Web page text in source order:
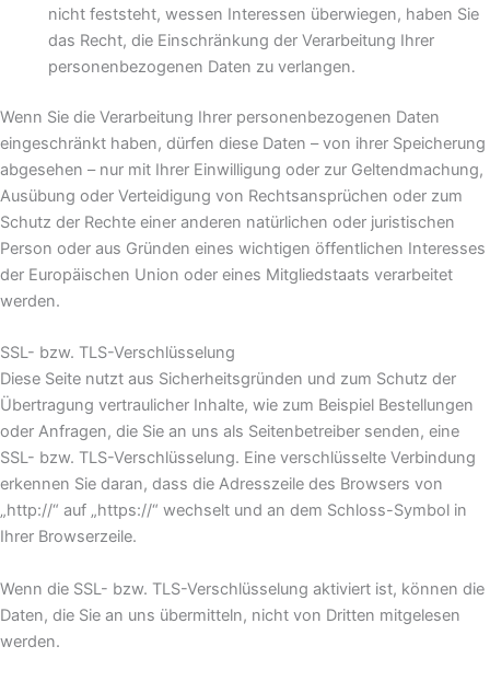
nicht feststeht, wessen Interessen überwiegen, haben Sie
das Recht, die Einschränkung der Verarbeitung Ihrer
personenbezogenen Daten zu verlangen.
Wenn Sie die Verarbeitung Ihrer personenbezogenen Daten
eingeschränkt haben, dürfen diese Daten – von ihrer Speicherung
abgesehen – nur mit Ihrer Einwilligung oder zur Geltendmachung,
Ausübung oder Verteidigung von Rechtsansprüchen oder zum
Schutz der Rechte einer anderen natürlichen oder juristischen
Person oder aus Gründen eines wichtigen öffentlichen Interesses
der Europäischen Union oder eines Mitgliedstaats verarbeitet
werden.
SSL- bzw. TLS-Verschlüsselung
Diese Seite nutzt aus Sicherheitsgründen und zum Schutz der
Übertragung vertraulicher Inhalte, wie zum Beispiel Bestellungen
oder Anfragen, die Sie an uns als Seitenbetreiber senden, eine
SSL- bzw. TLS-Verschlüsselung. Eine verschlüsselte Verbindung
erkennen Sie daran, dass die Adresszeile des Browsers von
„http://“ auf „https://“ wechselt und an dem Schloss-Symbol in
Ihrer Browserzeile.
Wenn die SSL- bzw. TLS-Verschlüsselung aktiviert ist, können die
Daten, die Sie an uns übermitteln, nicht von Dritten mitgelesen
werden.